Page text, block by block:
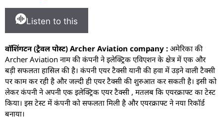
Listen to this
वॉशिंगटन (ट्रैवल पोस्ट) Archer Aviation company : अमेरिका की
Archer Aviation नाम की कंपनी ने इलेक्ट्रिक एविएशन के क्षेत्र में एक और
बड़ी सफलता हासिल की है। कंपनी एयर टैक्सी यानी की हवा में उड़ने वाली टैक्सी
पर काम कर रही है और जल्दी ही एयर टैक्सी की शुरुआत कर सकती है। इसी को
लेकर कंपनी ने अपनी एक इलेक्ट्रिक एयर टैक्सी , मतलब कि एयरक्राफ्ट का टेस्ट
किया। इस टेस्ट में कंपनी को सफलता मिली है और एयरक्राफ्ट ने नया रिकॉर्ड
बनाया।